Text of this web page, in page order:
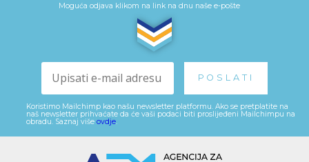
Moguća odjava klikom na link na dnu naše e-pošte
Koristimo Mailchimp kao našu newsletter platformu. Ako se pretplatite na
naš newsletter prihvaćate da će vaši podaci biti proslijeđeni Mailchimpu na
obradu. Saznaj više ovdje.